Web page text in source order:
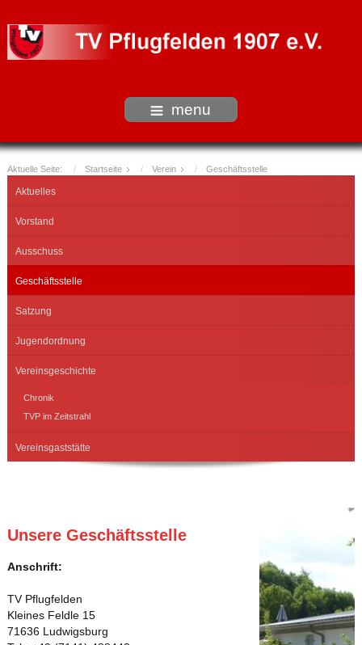
menu
Aktuelle Seite: Startseite Verein Geschäftsstelle
Aktuelles
Vorstand
Ausschuss
Geschäftsstelle
Satzung
Jugendordnung
Vereinsgeschichte
Chronik
TVP im Zeitstrahl
Vereinsgaststätte
Unsere Geschäftsstelle
Anschrift:
TV Pflugfelden
Kleines Feldle 15
71636 Ludwigsburg